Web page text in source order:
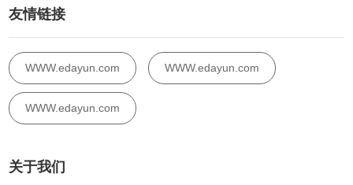
友情链接
WWW.edayun.com WWW.edayun.com
WWW.edayun.com
关于我们